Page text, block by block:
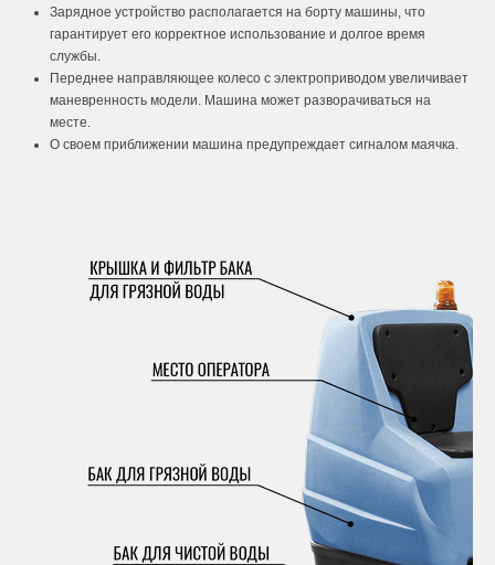
Зарядное устройство располагается на борту машины, что
гарантирует его корректное использование и долгое время
службы.
Переднее направляющее колесо с электроприводом увеличивает
маневренность модели. Машина может разворачиваться на
месте.
О своем приближении машина предупреждает сигналом маячка.